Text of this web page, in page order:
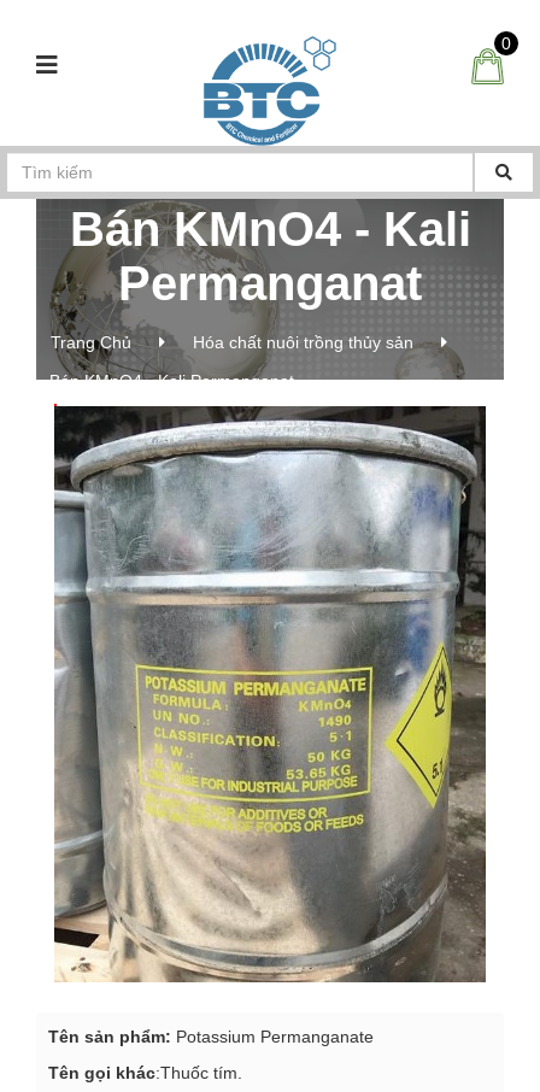
0
Bán KMnO4 - Kali
Permanganat
Trang Chủ
Hóa chất nuôi trồng thủy sản
Bán KMnO4 - Kali Permanganat
Tên sản phẩm: Potassium Permanganate
Tên gọi khác:Thuốc tím.